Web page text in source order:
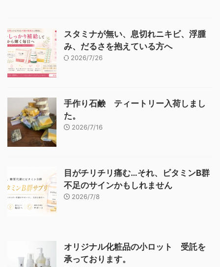
スタミナが無い、息切れニキビ、浮腫
み、だるさを抱えている方へ
2026/7/26
手作り石鹸 ティートリー入荷しまし
た。
2026/7/16
目がチリチリ痛む…それ、ビタミンB群
不足のサインかもしれません
2026/7/8
オリジナル化粧品の小ロット 受託を
承っております。